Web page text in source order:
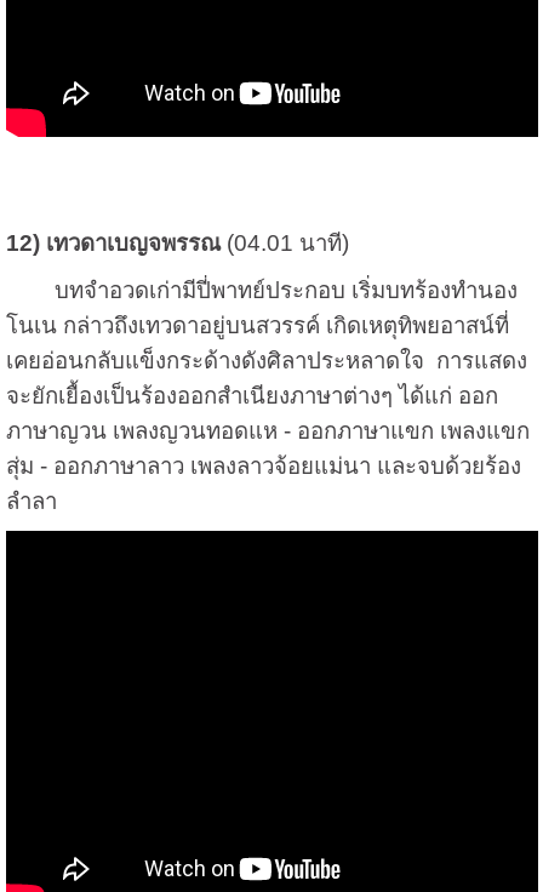
12) เทวดาเบญจพรรณ(04.01 นาที)
บทจำอวดเก่ามีปี่พาทย์ประกอบ เริ่มบทร้องทำนอง
โนเน กล่าวถึงเทวดาอยู่บนสวรรค์ เกิดเหตุทิพยอาสน์ที่
เคยอ่อนกลับแข็งกระด้างดังศิลาประหลาดใจ การแสดง
จะยักเยื้องเป็นร้องออกสำเนียงภาษาต่างๆ ได้แก่ ออก
ภาษาญวน เพลงญวนทอดแห - ออกภาษาแขก เพลงแขก
สุ่ม - ออกภาษาลาว เพลงลาวจ้อยแม่นา และจบด้วยร้อง
ลำลา